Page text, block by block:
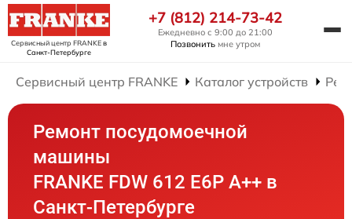
Сервисный центр FRANKEв
Санкт-Петербурге
+7 (812) 214-73-42
Ежедневно с 9:00 до 21:00
Позвонить мне утром
Сервисный центр FRANKE Каталог устройств
Ремонт посудомоечной
машины
FRANKE FDW 612 E6P A++ в
Санкт-Петербурге